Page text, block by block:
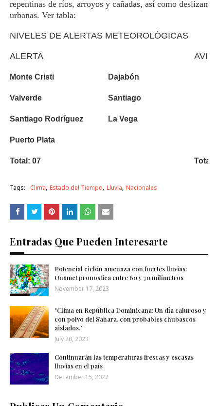
repentinas de ríos, arroyos y cañadas, así como
urbanas. Ver tabla:
NIVELES DE ALERTAS METEOROLÓGICAS
ALERTA
Monte Cristi Dajabón
Valverde Santiago
Santiago Rodríguez La Vega
Puerto Plata
Total: 07 Total:
Tags: Clima Estado del Tiempo Lluvia Nacionales
Entradas Que Pueden Interesarte
Potencial ciclón amenaza con fuertes lluvias:
Onamet pronostica entre 60 y 70 milímetros
November 17, 2023
"Clima en República Dominicana: Un día caluroso y
con polvo del Sahara, con probables chubascos
aislados."
July 20, 2023
Continuarán las temperaturas frescas y escasas
lluvias en el país
December 15, 2022